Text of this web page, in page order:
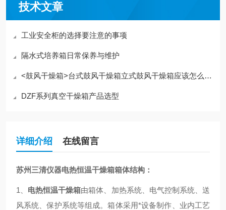
技术文章
工业安全柜的选择要注意的事项
隔水式培养箱日常保养与维护
<鼓风干燥箱>台式鼓风干燥箱立式鼓风干燥箱应该怎么选择
DZF系列真空干燥箱产品选型
详细介绍 在线留言
苏州三清仪器电热恒温干燥箱箱体结构：
1、 电热恒温干燥箱由箱体、加热系统、电气控制系统、送
风系统、保护系统等组成。箱体采用*设备制作、业内工艺